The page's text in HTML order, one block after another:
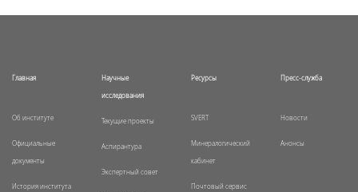
Главная
Об институте
Официальные
документы
История института
Научные
исследования
Текущие проекты
Аспирантура
Экспертный совет
Ресурсы
SVERT
Минералогический
кабинет
Почтовый сервис
Пресс-служба
Новости
Анонсы